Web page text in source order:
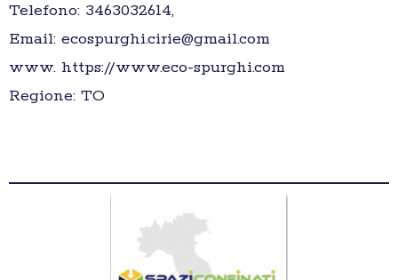
Telefono: 3463032614,
Email: ecospurghi.cirie@gmail.com
www. https://www.eco-spurghi.com
Regione: TO